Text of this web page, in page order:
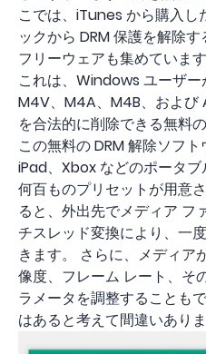
こでは、iTunes から購入
ックから DRM 保護を解除
フリーウェアも集めています
これは、Windows ユーザー
M4V、M4A、M4B、および
を合法的に削除できる無料
この無料の DRM 解除ソフト
iPad、Xbox などのポータ
何百ものプリセットが用意
ると、外出先でメディア フ
チスレッド変換により、一
きます。 さらに、メディア
像度、フレーム レート、そ
ラメータを調整することも
はあると考えて間違いありま